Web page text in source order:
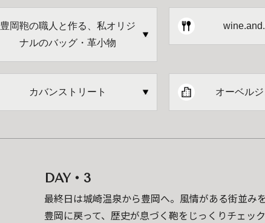
豊岡鞄の職人と作る、私オリジ
ナルのバッグ・革小物
カバンストリート オーベル
DAY・3
最終日は城崎温泉から豊岡へ。風情がある街並み
豊岡に戻って、歴史が息づく鞄をじっくりチェッ